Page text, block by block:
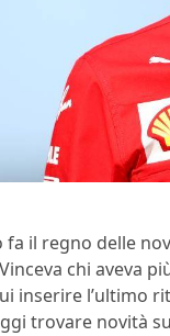
il regno delle
chi aveva
inserire l’ultimo
trovare novità